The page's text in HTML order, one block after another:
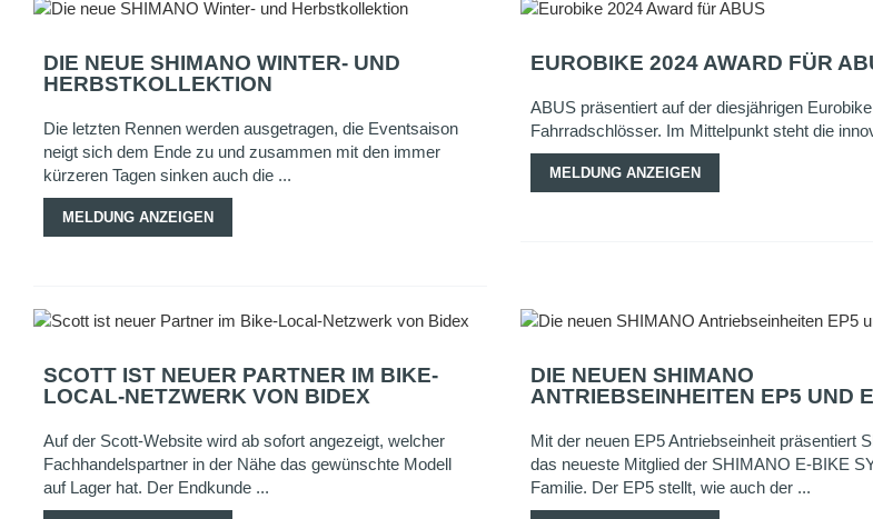
DIE NEUE SHIMANO WINTER- UND
HERBSTKOLLEKTION
Die letzten Rennen werden ausgetragen, die Eventsaison
neigt sich dem Ende zu und zusammen mit den immer
kürzeren Tagen sinken auch die ...
MELDUNG ANZEIGEN
EUROBIKE 2024 AWARD FÜR
ABUS präsentiert auf der diesjährigen
Fahrradschlösser. Im Mittelpunkt steht die
MELDUNG ANZEIGEN
SCOTT IST NEUER PARTNER IM BIKE-
LOCAL-NETZWERK VON BIDEX
Auf der Scott-Website wird ab sofort angezeigt, welcher
Fachhandelspartner in der Nähe das gewünschte Modell
auf Lager hat. Der Endkunde ...
DIE NEUEN SHIMANO
ANTRIEBSEINHEITEN EP5 UND
Mit der neuen EP5 Antriebseinheit präsentiert
das neueste Mitglied der SHIMANO E-BIKE
Familie. Der EP5 stellt, wie auch der ...